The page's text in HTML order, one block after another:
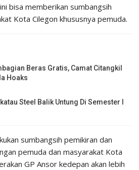
bisa memberikan sumbangsih
Kota Cilegon khususnya pemuda.
Beras Gratis, Camat Citangkil
Hoaks
Steel Balik Untung Di Semester I
sumbangsih pemikiran dan
pemuda dan masyarakat Kota
GP Ansor kedepan akan lebih